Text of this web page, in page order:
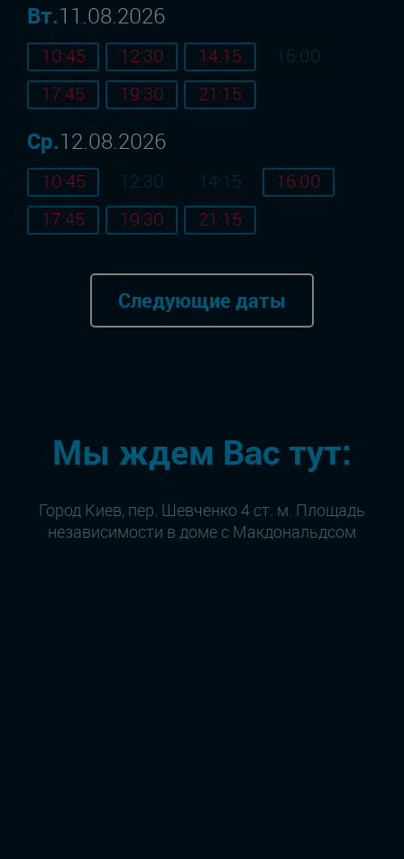
Вт.11.08.2026
10:45 12:30 14:15
16:00
17:45
19:30 21:15
Ср.12.08.2026
10:45 12:30 14:15
16:00
17:45
19:30 21:15
Следующие даты
Мы ждем Вас тут:
Город Киев, пер. Шевченко 4 ст. м. Площадь
независимости в доме с Макдональдсом